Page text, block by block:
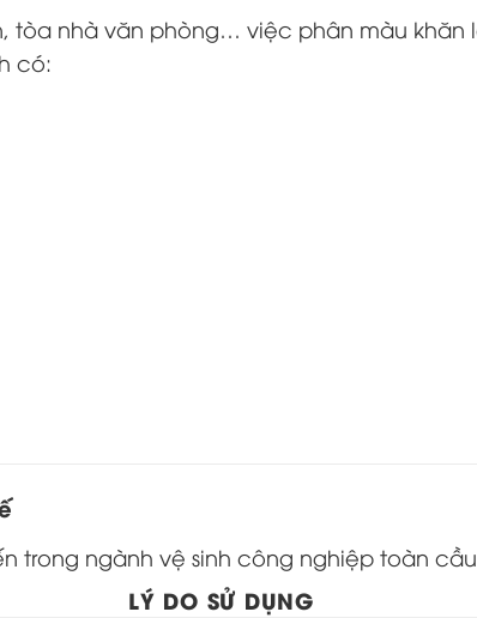
tòa nhà văn phòng… việc phân màu khăn
có:
trong ngành vệ sinh công nghiệp toàn
LÝ DO SỬ DỤNG